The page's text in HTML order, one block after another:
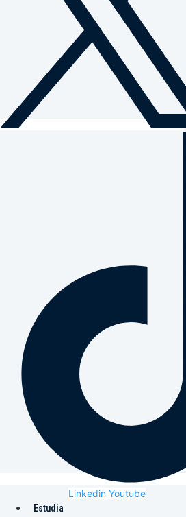
Linkedin Youtube
Estudia